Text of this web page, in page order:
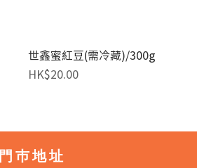
世鑫蜜紅豆(需冷藏)/300g
價格
HK$20.00
門巿地址